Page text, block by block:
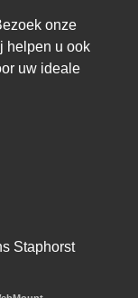
onze
helpen u ook
uw ideale
Staphorst